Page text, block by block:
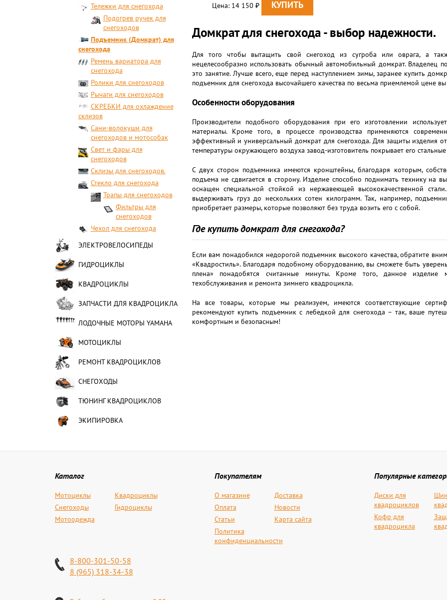
Тележки для снегохода
Подогрев ручек для
снегоходов
Подъемник (Домкрат) для
снегохода
Ремень вариатора для
снегохода
Ролики для снегоходов
Рычаги для снегоходов
СКРЕБКИ для охлаждение
склизов
Сани-волокуши для
снегоходов и мотособак
Свет и фары для
снегоходов
Склизы для снегоходов.
Стекло для снегохода
Трапы для снегоходов
Фильтры для
снегоходов
Чехол для снегохода
ЭЛЕКТРОВЕЛОСИПЕДЫ
ГИДРОЦИКЛЫ
КВАДРОЦИКЛЫ
ЗАПЧАСТИ ДЛЯ КВАДРОЦИКЛА
ЛОДОЧНЫЕ МОТОРЫ YAMAHA
МОТОЦИКЛЫ
РЕМОНТ КВАДРОЦИКЛОВ
СНЕГОХОДЫ
ТЮНИНГ КВАДРОЦИКЛОВ
ЭКИПИРОВКА
Цена: 14 150 ₽
Домкрат для снегохода - выбор надежности.
Для того чтобы вытащить свой снегоход из сугроба или оврага, а
нецелесообразно использовать обычный автомобильный домкрат. Владелец
это занятие. Лучше всего, еще перед наступлением зимы, заранее купить
подъемник для снегохода высочайшего качества по весьма приемлемой цене
Особенности оборудования
Производители подобного оборудования при его изготовлении
материалы. Кроме того, в процессе производства применяются
эффективный и универсальный домкрат для снегохода. Для защиты изделия
температуры окружающего воздуха завод-изготовитель покрывает его
С двух сторон подъемника имеются кронштейны, благодаря которым,
подъема не сдвигается в сторону. Изделие способно поднимать технику на
оснащен специальной стойкой из нержавеющей высококачественной
выдерживать груз до нескольких сотен килограмм. Так, например,
приобретает размеры, которые позволяют без труда возить его с собой.
Где купить домкрат для снегохода?
Если вам понадобился недорогой подъемник высокого качества, обратите
«Квадростиль». Благодаря подобному оборудованию, вы сможете быть
плена» понадобятся считанные минуты. Кроме того, данное изделие
техобслуживания и ремонта зимнего квадроцикла.
На все товары, которые мы реализуем, имеются соответствующие
рекомендуют купить подъемник с лебедкой для снегохода – так, ваше
комфортным и безопасным!
Каталог
Мотоциклы
Квадроциклы
Снегоходы
Гидроциклы
Мотоодежда
Покупателям
О магазине
Доставка
Оплата
Новости
Статьи
Карта сайта
Политика
конфиденциальности
Популярные
Диски для
квадроциклов
Кофр для
квадроцикла
8-800-301-50-58
8 (965) 318-34-38